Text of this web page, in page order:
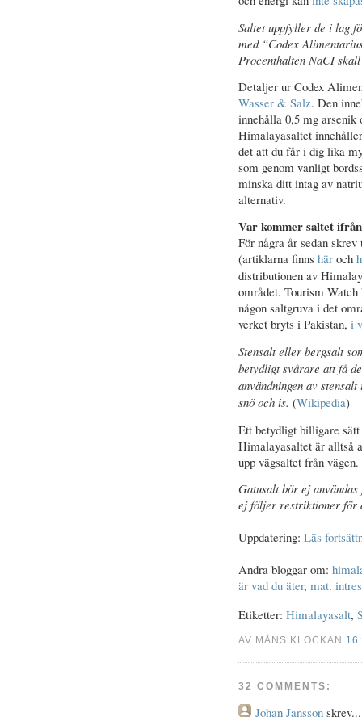
Saltet uppfyller de i lag
med “Codex
Procenthalten NaCI
Detaljer ur Codex
Wasser & Salz. Den
innehålla 0,5 mg arsenik
Himalayasaltet
det att du får i dig lika
som genom vanligt
minska ditt intag av
alternativ.
Var kommer saltet
För några år sedan
(artiklarna finns här och
distributionen av
området. Tourism
någon saltgruva i det
verket bryts i Pakistan, i
Stensalt eller bergsalt
betydligt svårare att få
användningen av
snö och is. (Wikipedia)
Ett betydligt billigare
Himalayasaltet är alltså
upp vägsaltet från
Gatusalt bör ej
ej följer restriktioner för
Uppdatering: Läs
Andra bloggar om:
är vad du äter, mat.
Etiketter: Himalayasalt,
AV MÅNS KLOCKAN
32 COMMENTS:
Johan Jansson skrev...